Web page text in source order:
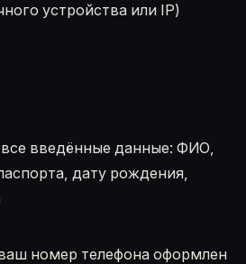
устройства или IP)
введённые данные: ФИО,
дату рождения,
номер телефона оформлен